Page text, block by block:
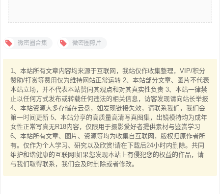
微密圈合集 微密圈照片
1、本站所有文章内容均来源于互联网，我站仅作收集整理，VIP/积分
赞助/打赏等费用仅为维持网站正常运转 2、本站部分文章、图片不代表
本站立场，并不代表本站赞同其观点和对其真实性负责 3、本站一律禁
止以任何方式发布或转载任何违法的相关信息，访客发现请向站长举报
4、本站资源大多存储在云盘，如发现链接失效，请联系我们，我们会
第一时间更新 5、本站分享的高质量高清写真图集，出镜模特均为成年
女性正常写真无R18内容，仅限用于摄影爱好者提供素材与鉴赏学习
6、本站所有文章、图片、资源等均为收集自互联网，版权归原作者所
有。仅作为个人学习、研究以及欣赏!请在下载后24小时内删除。共同
维护和谐健康的互联网!如果您发现本站上有侵犯您的权益的作品，请
与我们取得联系，我们会及时删除或者修改。